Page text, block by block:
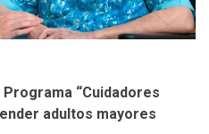
“Cuidadores
adultos mayores